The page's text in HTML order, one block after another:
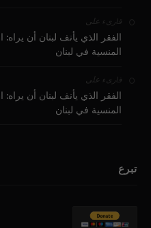
قارىء على
الفقر الذي يأنف لبنان أن
المنسية في لبنان
قارىء على
الفقر الذي يأنف لبنان أن
المنسية في لبنان
تبرع